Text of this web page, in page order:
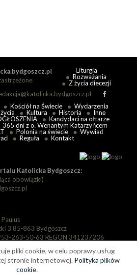
Liturgia
Rozważania
Z życia diecezji
Kościół na Świecie
Wydarzenia
Kultura Historia
Inne
Kandydaci na ołtarze
365 dni z o. Wenantym Katarzyńcem
Polonia na świecie
Wywiad
Reguła Kontakt
Katolicka Bydgoszcz:
obowiązki)
3 85-863 Bydgoszcz
263-50-63 REGON 341237206
pliki cookie, w celu poprawy usług
stronie internetowej. Polityka plików
cookie.